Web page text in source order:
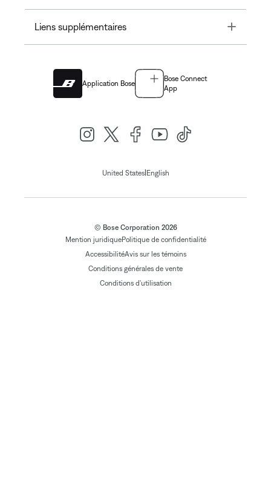
Liens supplémentaires Toggle
Application Bose
Bose Connect
App
United States| English
© Bose Corporation 2026
Mention juridiquePolitique de confidentialité
AccessibilitéAvis sur les témoins
Conditions générales de vente
Conditions d'utilisation